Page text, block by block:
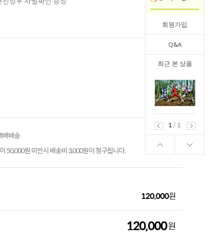
회원가입
Q&A
최근 본 상품
1
/ 1
배배송
50,000원 미만시 배송비 3,000원이 청구됩니다.
120,000원
120,000원